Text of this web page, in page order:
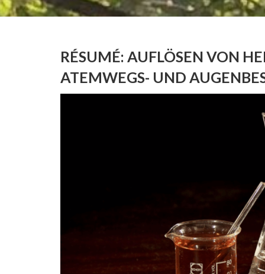
RÉSUMÉ: AUFLÖSEN VON
ATEMWEGS- UND